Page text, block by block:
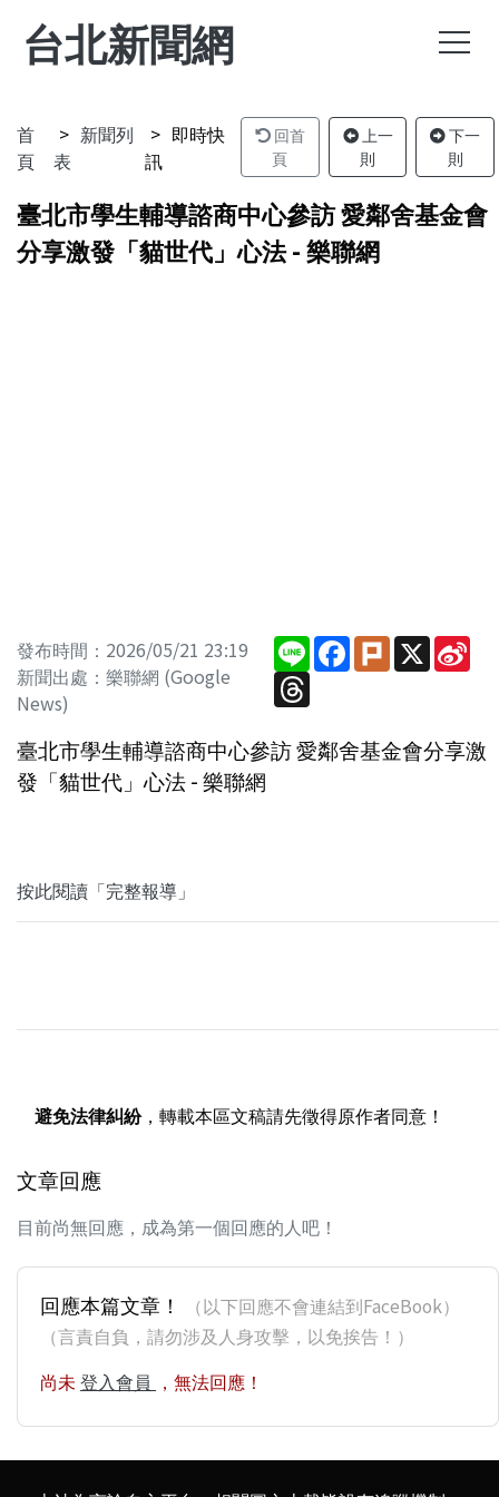
台北新聞網
首
頁
新聞列
表
即時快
訊
回首
頁
上一
則
下一
則
臺北市學生輔導諮商中心參訪 愛鄰舍基金會
分享激發「貓世代」心法 - 樂聯網
發布時間：2026/05/21 23:19
新聞出處：樂聯網 (Google
News)
Line Facebook
PlurkX
Threads
臺北市學生輔導諮商中心參訪 愛鄰舍基金會分享激
發「貓世代」心法 - 樂聯網
按此閱讀「完整報導」
避免法律糾紛，轉載本區文稿請先徵得原作者同意！
文章回應
目前尚無回應，成為第一個回應的人吧！
回應本篇文章！
（以下回應不會連結到FaceBook）
（言責自負，請勿涉及人身攻擊，以免挨告！）
尚未 登入會員 ，無法回應！